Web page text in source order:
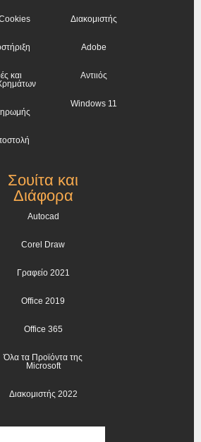
και
Διακομιστής
Adobe
Αντιιός
Windows 11
Σουίτα και
Διάφορα
Autocad
Corel Draw
Γραφείο 2021
Office 2019
Office 365
Όλα τα Προϊόντα της
Microsoft
Διακομιστής 2022